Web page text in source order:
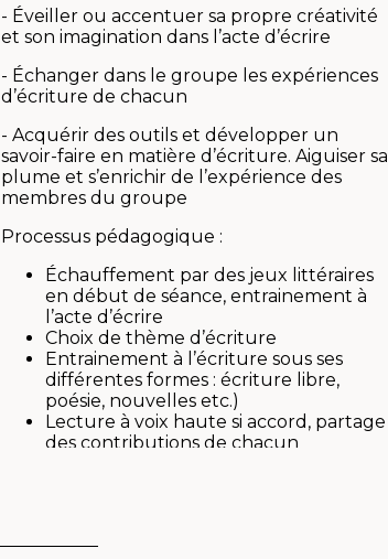
- Éveiller ou accentuer sa propre créativité
et son imagination dans l’acte d’écrire
- Échanger dans le groupe les expériences
d’écriture de chacun
- Acquérir des outils et développer un
savoir-faire en matière d’écriture. Aiguiser sa
plume et s’enrichir de l’expérience des
membres du groupe
Processus pédagogique :
Échauffement par des jeux littéraires
en début de séance, entrainement à
l’acte d’écrire
Choix de thème d’écriture
Entrainement à l’écriture sous ses
différentes formes : écriture libre,
poésie, nouvelles etc.)
Lecture à voix haute si accord, partage
des contributions de chacun
et consultant en innovation relationnelle